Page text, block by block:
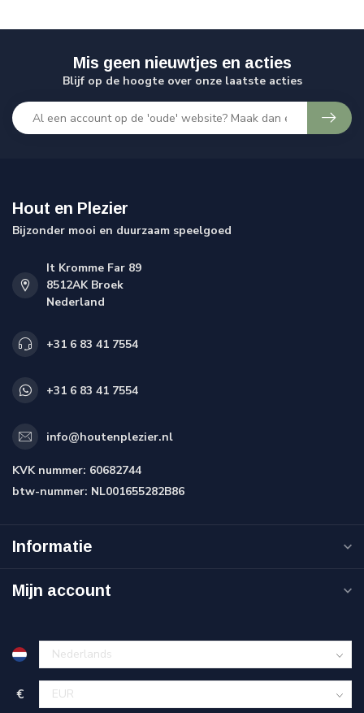
Mis geen nieuwtjes en acties
Blijf op de hoogte over onze laatste acties
Hout en Plezier
Bijzonder mooi en duurzaam speelgoed
It Kromme Far 89
8512AK Broek
Nederland
+31 6 83 41 7554
+31 6 83 41 7554
info@houtenplezier.nl
KVK nummer: 60682744
btw-nummer: NL001655282B86
Informatie
Mijn account
€